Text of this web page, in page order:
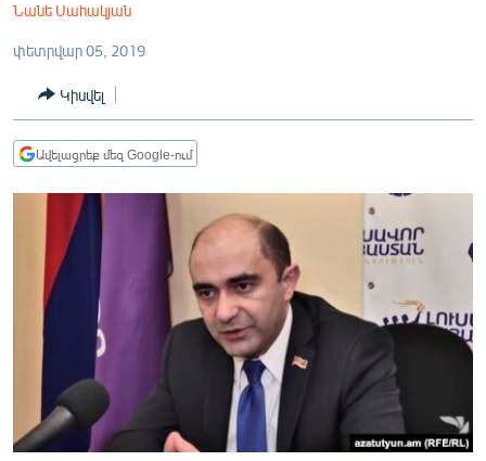
ՏՆՏԵՍՈՒԹՅՈՒՆ
ՂԱՐԱԲԱՂ
ՏԱՐԱԾԱՇՐՋԱՆ
ՄԻՋԱԶԳԱՅԻՆ
ՄՇԱԿՈՒՅԹ
ՍՊՈՐՏ
ՄԵԿՆԱԲԱՆՈՒԹՅՈՒՆ
ՏՏ ԵՒ ԻՆՏԵՐՆԵՏ
Նանե Սահակյան
փետրվար 05, 2019
Կիսվել
Ավելացրեք մեզ Google-ում